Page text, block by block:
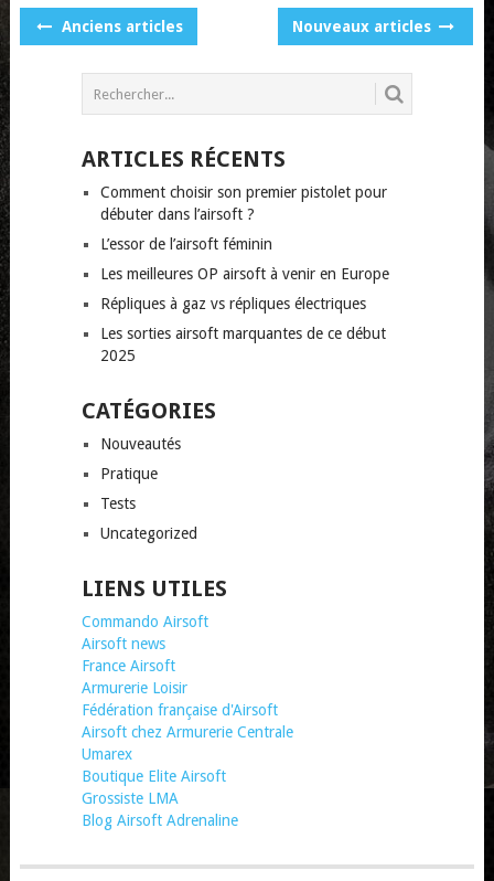
POSTS
Anciens articles Nouveaux articles
ARTICLES RÉCENTS
Comment choisir son premier pistolet pour
débuter dans l’airsoft ?
L’essor de l’airsoft féminin
Les meilleures OP airsoft à venir en Europe
Répliques à gaz vs répliques électriques
Les sorties airsoft marquantes de ce début
2025
CATÉGORIES
Nouveautés
Pratique
Tests
Uncategorized
LIENS UTILES
Commando Airsoft
Airsoft news
France Airsoft
Armurerie Loisir
Fédération française d'Airsoft
Airsoft chez Armurerie Centrale
Umarex
Boutique Elite Airsoft
Grossiste LMA
Blog Airsoft Adrenaline